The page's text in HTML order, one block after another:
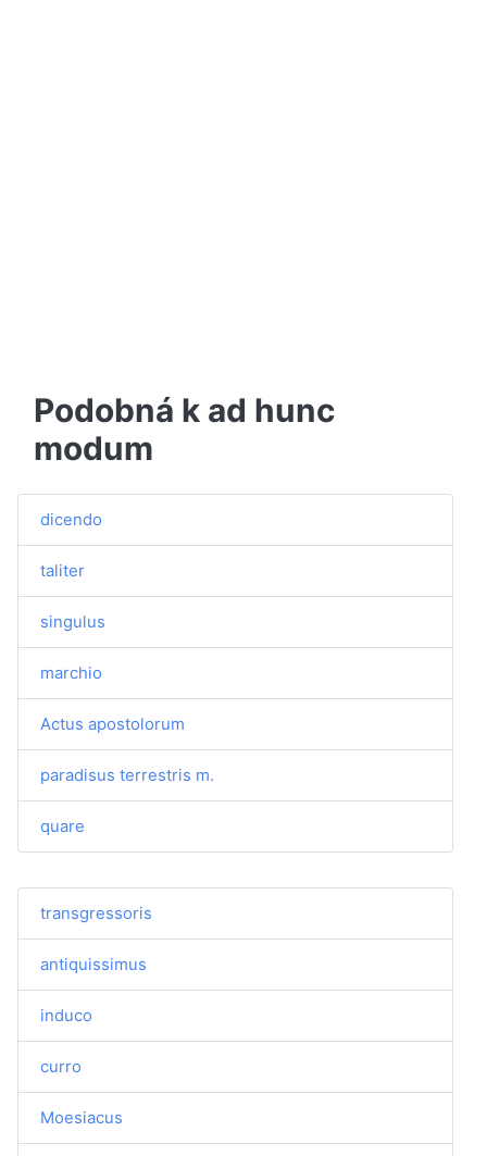
Podobná k ad hunc
modum
dicendo
taliter
singulus
marchio
Actus apostolorum
paradisus terrestris m.
quare
transgressoris
antiquissimus
induco
curro
Moesiacus